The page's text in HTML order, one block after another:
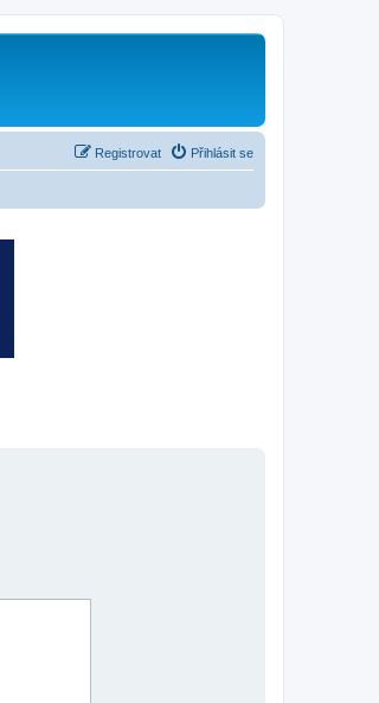
Přihlásit se
Registrovat